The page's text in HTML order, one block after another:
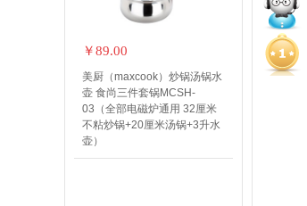
￥89.00
美厨（maxcook）炒锅汤锅水
壶 食尚三件套锅MCSH-
03（全部电磁炉通用 32厘米
不粘炒锅+20厘米汤锅+3升水
壶）